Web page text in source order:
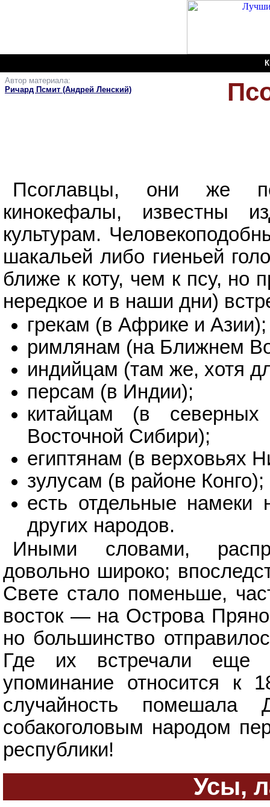
Автор материала:
Ричард Псмит (Андрей Ленский)
Псоглавцы, они же
кинокефалы, известны
культурам.
шакальей либо гиеньей
ближе к коту, чем к псу, но
нередкое и в наши дни)
грекам (в Африке и Азии);
римлянам (на Ближнем
индийцам (там же, хотя
персам (в Индии);
китайцам (в
Восточной Сибири);
египтянам (в верховьях
зулусам (в районе Конго);
есть отдельные
других народов.
Иными словами,
довольно широко;
Свете стало поменьше,
восток — на Острова
но большинство
Где их встречали еще
упоминание относится к
случайность помешала
собакоголовым народом
республики!
Усы,